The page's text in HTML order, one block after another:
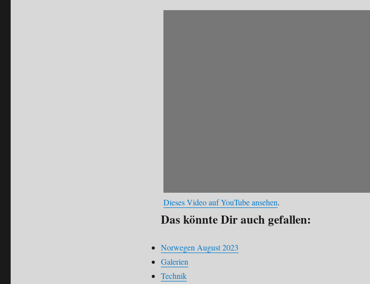
Dieses Video auf YouTube ansehen.
Das könnte Dir auch gefallen:
Norwegen August 2023
Galerien
Technik